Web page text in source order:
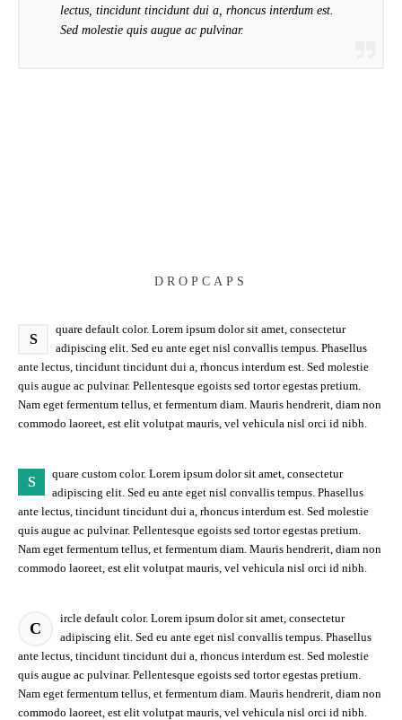
lectus, tincidunt tincidunt dui a, rhoncus interdum est.
Sed molestie quis augue ac pulvinar.
DROPCAPS
S
quare default color. Lorem ipsum dolor sit amet, consectetur
adipiscing elit. Sed eu ante eget nisl convallis tempus. Phasellus
ante lectus, tincidunt tincidunt dui a, rhoncus interdum est. Sed molestie
quis augue ac pulvinar. Pellentesque egoists sed tortor egestas pretium.
Nam eget fermentum tellus, et fermentum diam. Mauris hendrerit, diam non
commodo laoreet, est elit volutpat mauris, vel vehicula nisl orci id nibh.
S
quare custom color. Lorem ipsum dolor sit amet, consectetur
adipiscing elit. Sed eu ante eget nisl convallis tempus. Phasellus
ante lectus, tincidunt tincidunt dui a, rhoncus interdum est. Sed molestie
quis augue ac pulvinar. Pellentesque egoists sed tortor egestas pretium.
Nam eget fermentum tellus, et fermentum diam. Mauris hendrerit, diam non
commodo laoreet, est elit volutpat mauris, vel vehicula nisl orci id nibh.
C
ircle default color. Lorem ipsum dolor sit amet, consectetur
adipiscing elit. Sed eu ante eget nisl convallis tempus. Phasellus
ante lectus, tincidunt tincidunt dui a, rhoncus interdum est. Sed molestie
quis augue ac pulvinar. Pellentesque egoists sed tortor egestas pretium.
Nam eget fermentum tellus, et fermentum diam. Mauris hendrerit, diam non
commodo laoreet, est elit volutpat mauris, vel vehicula nisl orci id nibh.